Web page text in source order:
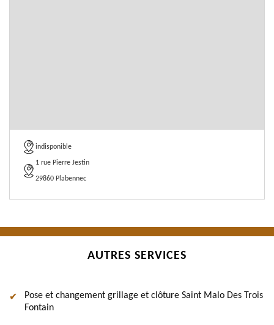
indisponible
1 rue Pierre Jestin
29860 Plabennec
AUTRES SERVICES
Pose et changement grillage et clôture Saint Malo Des Trois
Fontain